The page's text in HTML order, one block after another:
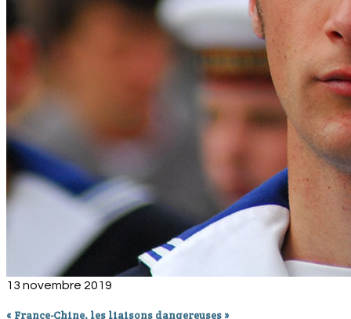
13 novembre 2019
« France-Chine, les liaisons dangereuses »